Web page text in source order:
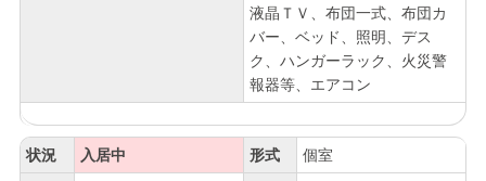
液晶ＴＶ、布団一式、布団カ
バー、ベッド、照明、デス
ク、ハンガーラック、火災警
報器等、エアコン
状況 入居中 形式 個室